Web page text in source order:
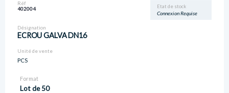
Etat de stock
Connexion Requise
Réf
402004
Désignation
ECROU GALVA DN16
Unité de vente
PCS
Format
Lot de 50